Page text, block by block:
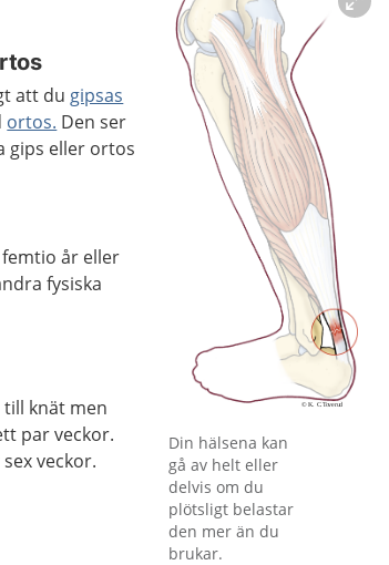
Förstora bilden
Din hälsena kan
gå av helt eller
delvis om du
plötsligt belastar
den mer än du
brukar.
att du gipsas
ortos. Den ser
gips eller ortos
år eller
fysiska
knät men
par veckor.
veckor.